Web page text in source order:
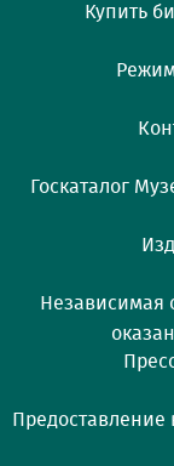
Купить
Госкаталог
Независимая